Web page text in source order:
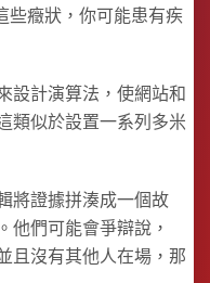
些癥狀，你可能患有疾
設計演算法，使網站和
類似於設置一系列多米
將證據拼湊成一個故
他們可能會爭辯說，
且沒有其他人在場，那